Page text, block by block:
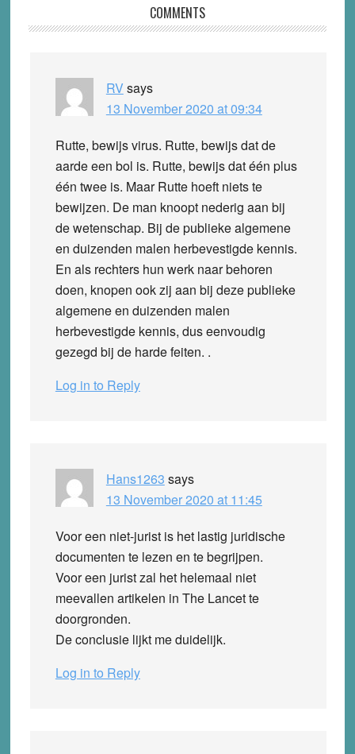
Interactions
COMMENTS
RV says
13 November 2020 at 09:34
Rutte, bewijs virus. Rutte, bewijs dat de
aarde een bol is. Rutte, bewijs dat één plus
één twee is. Maar Rutte hoeft niets te
bewijzen. De man knoopt nederig aan bij
de wetenschap. Bij de publieke algemene
en duizenden malen herbevestigde kennis.
En als rechters hun werk naar behoren
doen, knopen ook zij aan bij deze publieke
algemene en duizenden malen
herbevestigde kennis, dus eenvoudig
gezegd bij de harde feiten. .
Log in to Reply
Hans1263 says
13 November 2020 at 11:45
Voor een niet-jurist is het lastig juridische
documenten te lezen en te begrijpen.
Voor een jurist zal het helemaal niet
meevallen artikelen in The Lancet te
doorgronden.
De conclusie lijkt me duidelijk.
Log in to Reply